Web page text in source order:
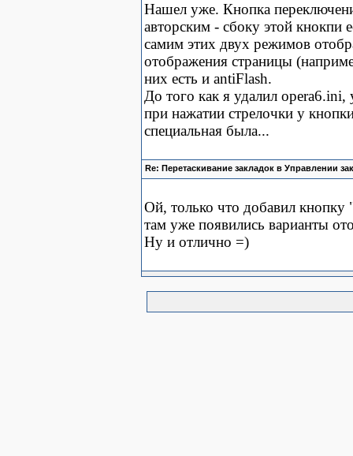
Нашел уже. Кнопка
авторским - сбоку этой кнокпи
самим этих двух режимов
отображения страницы
них есть и antiFlash.
До того как я удалил
при нажатии стрелочки у
специальная была...
Re: Перетаскивание закладок в Управлении
Ой, только что добавил кнопку
там уже появились варианты
Ну и отлично =)